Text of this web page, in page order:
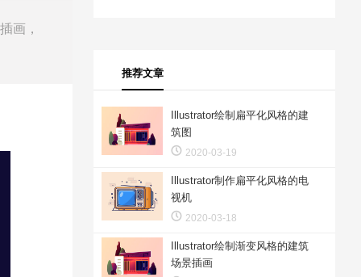
画，
推荐文章
Illustrator绘制扁平化风格的建
筑图
2020-03-19
Illustrator制作扁平化风格的电
视机
2020-03-18
Illustrator绘制渐变风格的建筑
场景插画